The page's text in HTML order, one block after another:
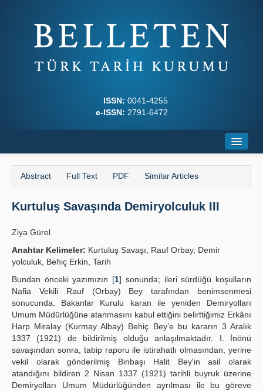
ISSN: 0041-4255
e-ISSN: 2791-6472
About
Journal Boards
Writing Rules
Principles
Publication Policies
Guidelines
Contact Us
Abstract Full Text PDF Similar Articles
Kurtuluş Savaşında Demiryolculuk III
Ziya Gürel
Anahtar Kelimeler: Kurtuluş Savaşı, Rauf Orbay, Demir
yolculuk, Behiç Erkin, Tarih
Bundan önceki yazımızın [1] sonunda; ileri sürdüğü koşulların
Nafia Vekili Rauf (Orbay) Bey tarafından benimsenmesi
sonucunda. Bakanlar Kurulu karan ile yeniden Demiryolları
Umum Müdürlüğüne atanmasını kabul ettiğini belirttiğimiz Erkânı
Harp Miralay (Kurmay Albay) Behiç Bey’e bu kararın 3 Aralık
1337 (1921) de bildirilmiş olduğu anlaşılmaktadır. I. İnönü
savaşından sonra, tabip raporu ile istirahatlı olmasından, yerine
vekil olarak gönderilmiş Binbaşı Halit Bey'in asil olarak
atandığını bildiren 2 Nisan 1337 (1921) tarihli buyruk üzerine
Demiryolları Umum Müdürlüğünden ayrılması ile bu göreve